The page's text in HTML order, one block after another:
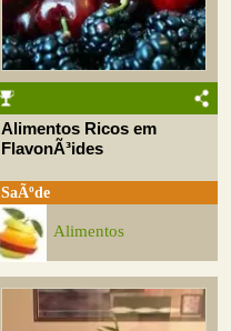
Alimentos Ricos em
FlavonÃ³ides
SaÃºde
Alimentos